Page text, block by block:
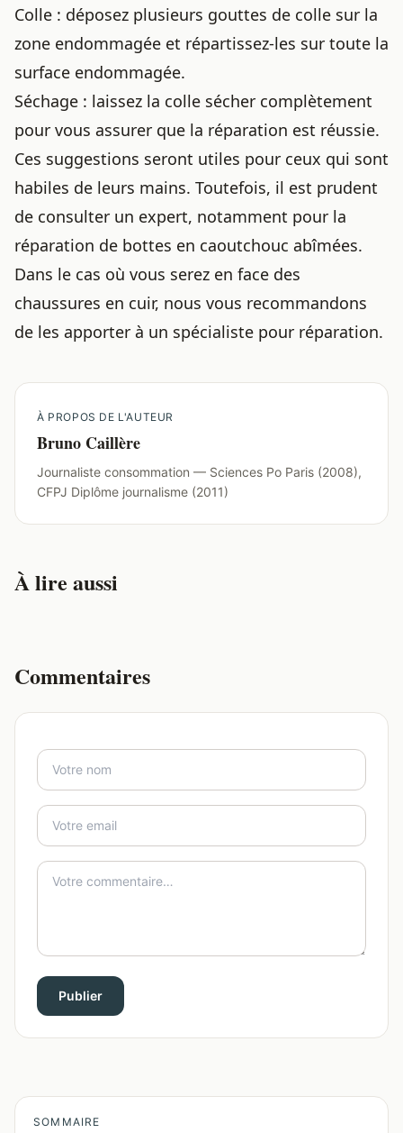
Colle : déposez plusieurs gouttes de colle sur la
zone endommagée et répartissez-les sur toute la
surface endommagée.
Séchage : laissez la colle sécher complètement
pour vous assurer que la réparation est réussie.
Ces suggestions seront utiles pour ceux qui sont
habiles de leurs mains. Toutefois, il est prudent
de consulter un expert, notamment pour la
réparation de bottes en caoutchouc abîmées.
Dans le cas où vous serez en face des
chaussures en cuir, nous vous recommandons
de les apporter à un spécialiste pour réparation.
À PROPOS DE L'AUTEUR
Bruno Caillère
Journaliste consommation — Sciences Po Paris (2008),
CFPJ Diplôme journalisme (2011)
À lire aussi
Commentaires
Publier
SOMMAIRE